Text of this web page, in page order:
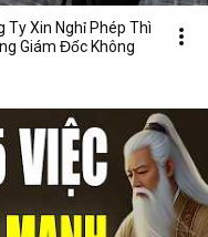
Ty Xin Nghỉ Phép Thì
Giám Đốc Không